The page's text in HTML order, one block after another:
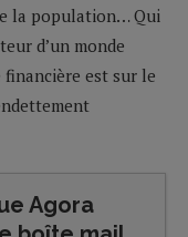
la population… Qui
d’un monde
financière est sur le
Agora